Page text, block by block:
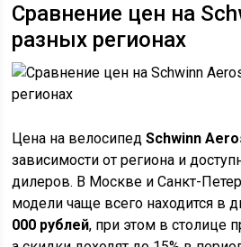
Сравнение цен на
разных регионах
Цена на велосипедSchwinn
зависимости от региона и
дилеров. В Москве и Санкт-
модели чаще всего находится в
000 рублей, при этом в столице